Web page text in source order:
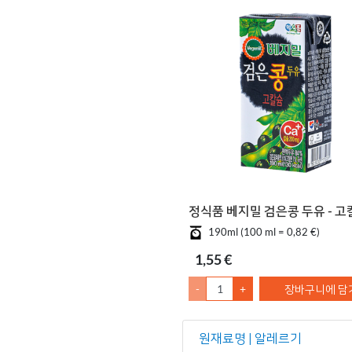
정식품 베지밀 검은콩 두유 - 고
190ml (100 ml = 0,82 €)
1,55 €
- + 장바구니에 담
원재료명 | 알레르기